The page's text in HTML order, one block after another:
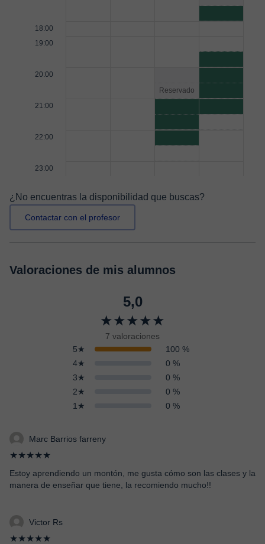
18:00
19:00
20:00
Reservado
21:00
22:00
23:00
¿No encuentras la disponibilidad que buscas?
Contactar con el profesor
Valoraciones de mis alumnos
5,0
★★★★★
7 valoraciones
5★
100 %
4★
0 %
3★
0 %
2★
0 %
1★
0 %
Marc Barrios farreny
★★★★★
Estoy aprendiendo un montón, me gusta cómo son las clases y la
manera de enseñar que tiene, la recomiendo mucho!!
Victor Rs
★★★★★